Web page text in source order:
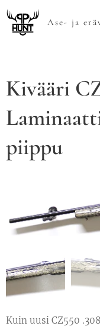
Ase- ja
Kivääri
piippu
Kuin uusi CZ550